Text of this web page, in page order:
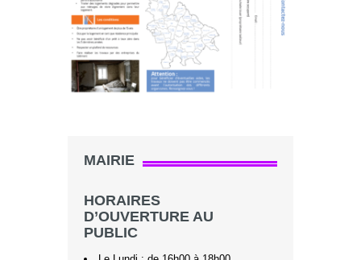
MAIRIE
HORAIRES
D’OUVERTURE AU
PUBLIC